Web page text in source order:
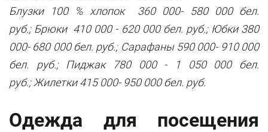
Блузки 100 % хлопок 360 000- 580 000 бел.
руб.; Брюки 410 000 - 620 000 бел. руб.; Юбки 380
000- 680 000 бел. руб.; Сарафаны 590 000- 910 000
бел. руб.; Пиджак 780 000 - 1 050 000 бел.
руб.; Жилетки 415 000- 950 000 бел. руб.
Одежда для посещения